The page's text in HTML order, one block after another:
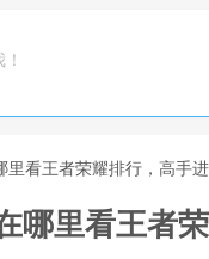
里看王者荣耀排行，高手
哪里看王者